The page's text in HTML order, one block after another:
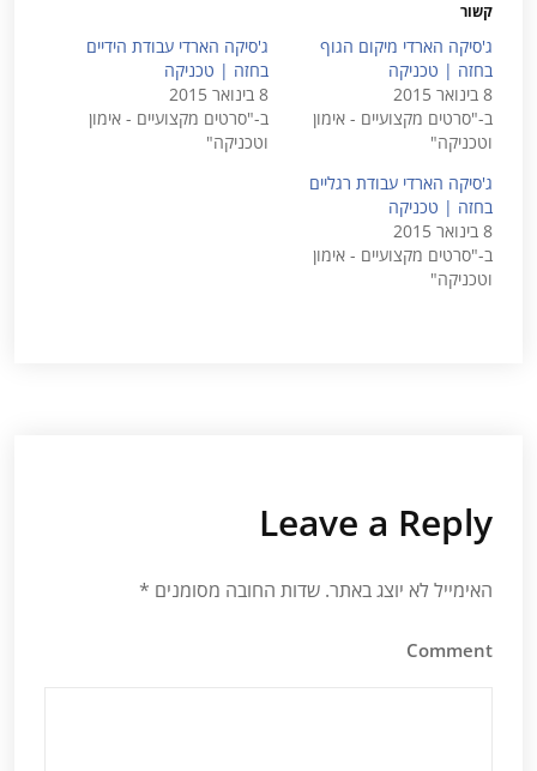
קשור
ג'סיקה הארדי מיקום הגוף
בחזה | טכניקה
8 בינואר 2015
ב-"סרטים מקצועיים - אימון
וטכניקה"
ג'סיקה הארדי עבודת הידיים
בחזה | טכניקה
8 בינואר 2015
ב-"סרטים מקצועיים - אימון
וטכניקה"
ג'סיקה הארדי עבודת רגליים
בחזה | טכניקה
8 בינואר 2015
ב-"סרטים מקצועיים - אימון
וטכניקה"
Leave a Reply
האימייל לא יוצג באתר. שדות החובה מסומנים *
Comment